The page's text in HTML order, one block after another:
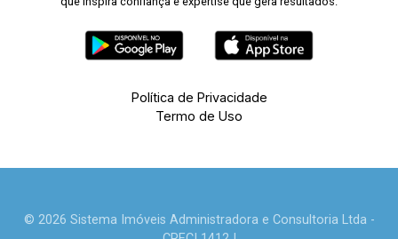
Política de Privacidade
Termo de Uso
© 2026 Sistema Imóveis Administradora e Consultoria Ltda -